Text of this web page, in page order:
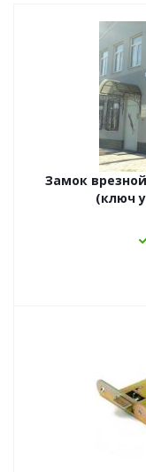
Замок врезной
(ключ